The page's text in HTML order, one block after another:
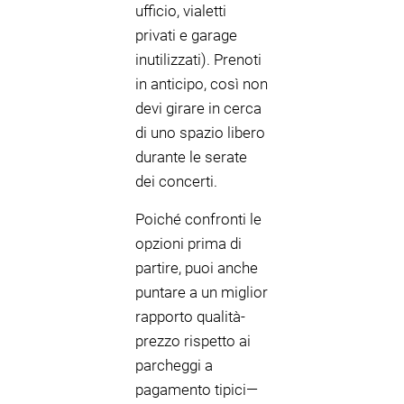
ufficio, vialetti
privati e garage
inutilizzati). Prenoti
in anticipo, così non
devi girare in cerca
di uno spazio libero
durante le serate
dei concerti.
Poiché confronti le
opzioni prima di
partire, puoi anche
puntare a un miglior
rapporto qualità-
prezzo rispetto ai
parcheggi a
pagamento tipici—